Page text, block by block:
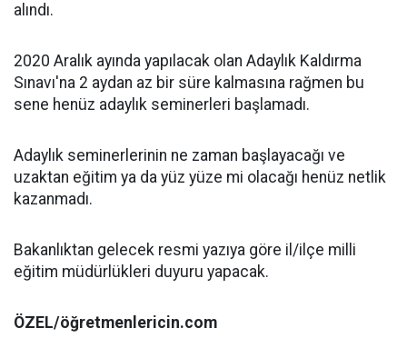
alındı.
2020 Aralık ayında yapılacak olan Adaylık Kaldırma
Sınavı'na 2 aydan az bir süre kalmasına rağmen bu
sene henüz adaylık seminerleri başlamadı.
Adaylık seminerlerinin ne zaman başlayacağı ve
uzaktan eğitim ya da yüz yüze mi olacağı henüz netlik
kazanmadı.
Bakanlıktan gelecek resmi yazıya göre il/ilçe milli
eğitim müdürlükleri duyuru yapacak.
ÖZEL/öğretmenlericin.com